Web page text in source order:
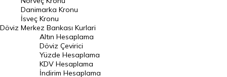
Kanada Doları Kuru
Norveç Kronu Kuru
İsveç Kronu Kuru
Japon Yeni Kuru
Döviz
Danimarka Kronu
İsveç Kronu
Merkez Bankası Kurlari
Altın Hesaplama
Döviz Çevirici
Yüzde Hesaplama
KDV Hesaplama
İndirim Hesaplama